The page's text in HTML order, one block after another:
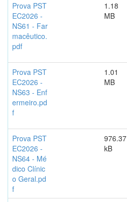
Prova PST
EC2026 -
NS61 - Far
macêutico.
pdf
1.18
MB
Prova PST
EC2026 -
NS63 - Enf
ermeiro.pd
f
1.01
MB
Prova PST
EC2026 -
NS64 - Mé
dico Clínic
o Geral.pd
f
976.37
kB